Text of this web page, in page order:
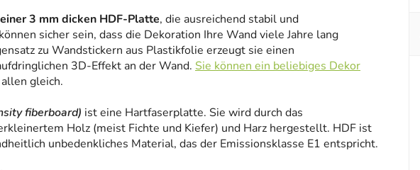
3 mm dicken HDF-Platte, die ausreichend stabil und
sicher sein, dass die Dekoration Ihre Wand viele Jahre lang
zu Wandstickern aus Plastikfolie erzeugt sie einen
3D-Effekt an der Wand. Sie können ein beliebiges Dekor
gleich.
fiberboard) ist eine Hartfaserplatte. Sie wird durch das
Holz (meist Fichte und Kiefer) und Harz hergestellt. HDF ist
unbedenkliches Material, das der Emissionsklasse E1 entspricht.